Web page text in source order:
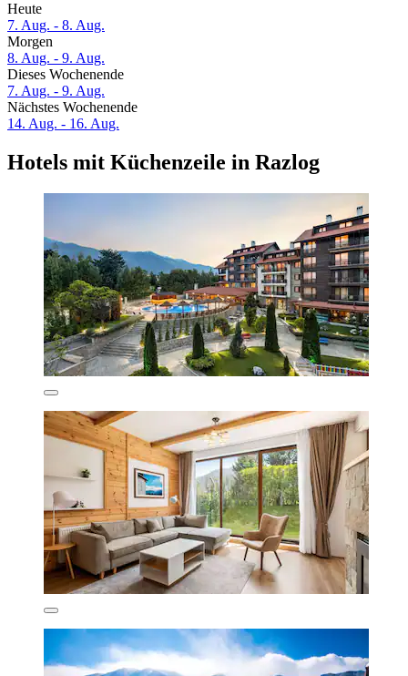
Heute
7. Aug. - 8. Aug.
Morgen
8. Aug. - 9. Aug.
Dieses Wochenende
7. Aug. - 9. Aug.
Nächstes Wochenende
14. Aug. - 16. Aug.
Hotels mit Küchenzeile in Razlog